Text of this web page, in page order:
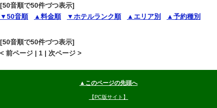
[50音順で50件づつ表示]
▼50音順
▲料金順 ▼ホテルランク順 ▲エリア別 ▲予約種別
[50音順で50件づつ表示]
< 前ページ | 1 | 次ページ >
▲このページの先頭へ
【PC版サイト】